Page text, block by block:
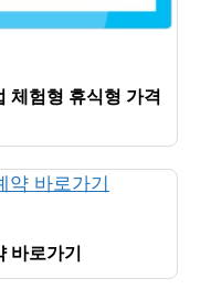
체험형 휴식형 가격
바로가기